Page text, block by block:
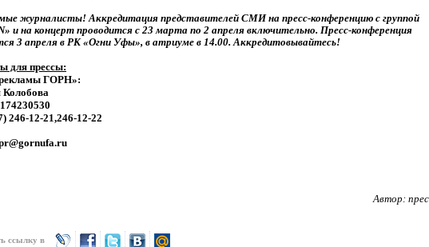
журналисты! Аккредитация представителей СМИ на пресс-конференцию с группой
» и на концерт проводится с 23 марта по 2 апреля включительно. Пресс-конференция
3 апреля в РК «Огни Уфы», в атриуме в 14.00. Аккредитовывайтесь!
для прессы:
ГОРН»:
Колобова
+79174230530
(347) 246-12-21,246-12-22
Автор:
ссылку в